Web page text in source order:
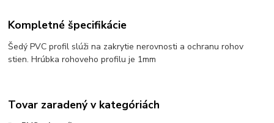
Kompletné špecifikácie
Šedý PVC profil slúži na zakrytie nerovnosti a ochranu rohov
stien. Hrúbka rohoveho profilu je 1mm
Tovar zaradený v kategóriách